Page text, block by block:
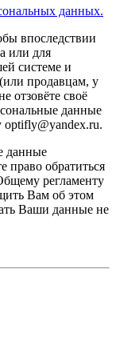
данных.
впоследствии
или для
системе и
продавцам, у
отзовёте своё
данные
optifly@yandex.ru.
данные
право обратиться
регламенту
Вам об этом
Ваши данные не